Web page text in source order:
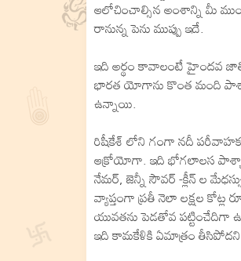
ఆలోచించాల్సిన అంశాన్ని మీ
రానున్న పెను ముప్పు ఇదే.
ఇది అర్థం కావాలంటే హైందవ
భారత యోగాను కొంత మంది
ఉన్నాయి.
రిషీకేశ్ లోని గంగా నదీ పరీవాహక
ఆక్రోయోగా. ఇది భోగలాలస
నేమర్, జెన్నీ సౌవర్ -క్లీన్ ల
వ్యాప్తంగా ప్రతీ నెలా లక్షల
యువతను పెడతోవ పట్టించేదిగా
ఇది కామకేళికి ఏమాత్రం తీసిపోదని